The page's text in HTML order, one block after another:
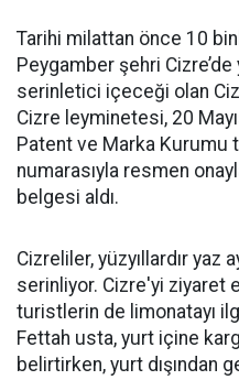
Tarihi milattan önce 10
Peygamber şehri
serinletici içeceği olan
Cizre leyminetesi, 20
Patent ve Marka Kurumu
numarasıyla resmen
belgesi aldı.
Cizreliler, yüzyıllardır yaz
serinliyor. Cizre'yi ziyaret
turistlerin de limonatayı
Fettah usta, yurt içine
belirtirken, yurt dışından